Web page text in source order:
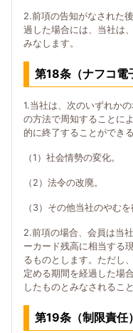
2.前項の告知がなされた
過した場合には、当社は
みなします。
第18条（ナフコ電
1.当社は、次のいずれか
の方法で周知することに
的に終了することができ
（1）社会情勢の変化。
（2）法令の改廃。
（3）その他当社のやむ
2.前項の場合、会員は当
ーカード残高に相当する
るものとします。ただし
定める期間を経過した場
したものとみなされるこ
第19条（制限責任）